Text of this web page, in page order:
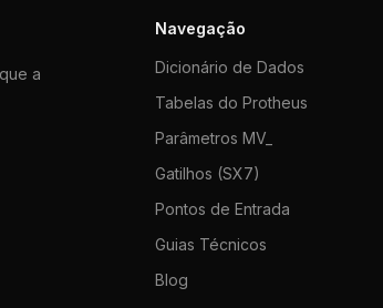
a
Navegação
Dicionário de Dados
Tabelas do Protheus
Parâmetros MV_
Gatilhos (SX7)
Pontos de Entrada
Guias Técnicos
Blog